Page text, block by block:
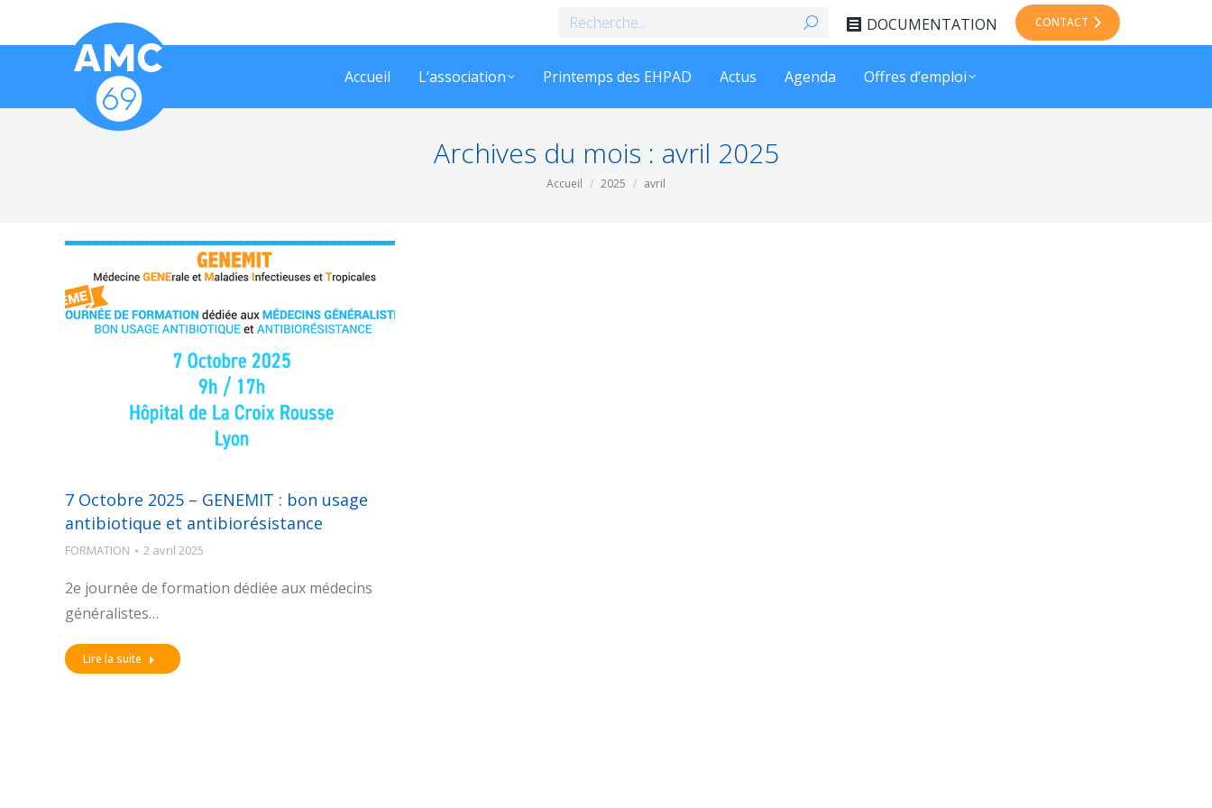
Recherche
DOCUMENTATION CONTACT
Accueil L’association Printemps des EHPAD Actus Agenda Offres d’emploi
Archives du mois : avril 2025
Vous êtes ici :
Accueil 2025 avril
7 Octobre 2025 – GENEMIT : bon usage
antibiotique et antibiorésistance
FORMATION 2 avril 2025
2e journée de formation dédiée aux médecins
généralistes…
Lire la suite